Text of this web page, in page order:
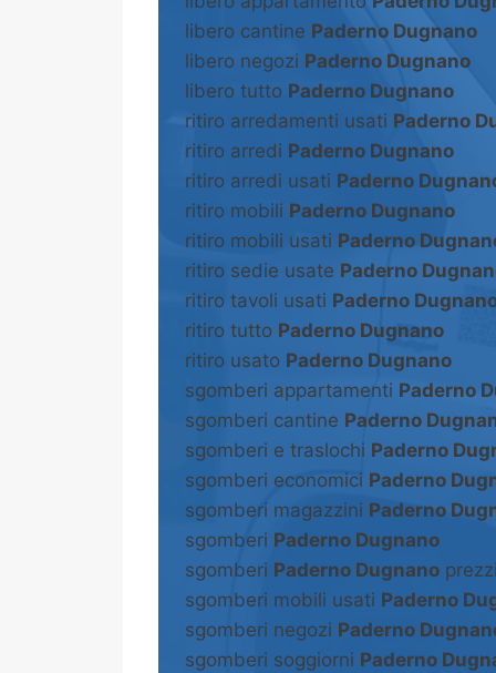
libero cantine Paderno Dugnano
libero negozi Paderno Dugnano
libero tutto Paderno Dugnano
ritiro arredamenti usati Paderno
ritiro arredi Paderno Dugnano
ritiro arredi usati Paderno
ritiro mobili Paderno Dugnano
ritiro mobili usati Paderno
ritiro sedie usate Paderno
ritiro tavoli usati Paderno
ritiro tutto Paderno Dugnano
ritiro usato Paderno Dugnano
sgomberi appartamenti Paderno
sgomberi cantine Paderno
sgomberi e traslochi Paderno
sgomberi economici Paderno
sgomberi magazzini Paderno
sgomberi Paderno Dugnano
sgomberi Paderno Dugnano prezzi
sgomberi mobili usati Paderno
sgomberi negozi Paderno
sgomberi soggiorni Paderno